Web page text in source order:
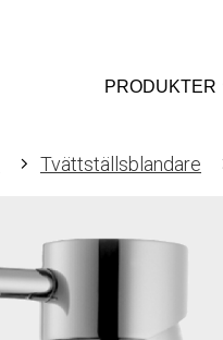
PRODUKTER
Tvättställsblandare